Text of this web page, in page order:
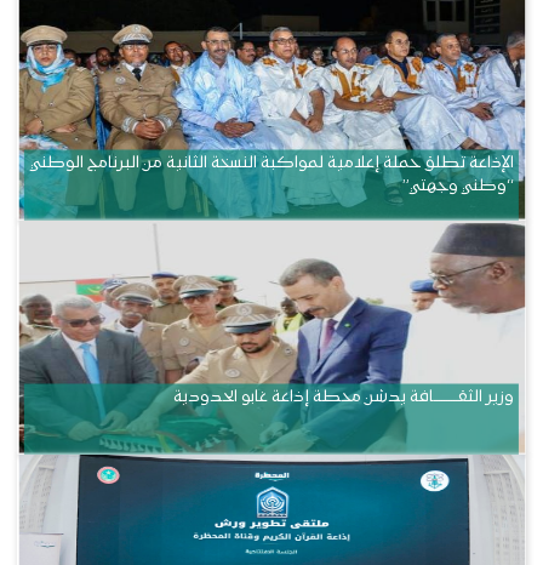
الإذاعة تطلق حملة إعلامية لمواكبة النسخة الثانية من البرنامج الوطني
“وطني وجهتي”
وزير الثقــــــــــافة يدشن محطة إذاعة غابو الحدودية